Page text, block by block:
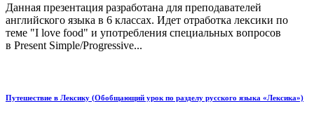
Данная презентация разработана для преподавателей
английского языка в 6 классах. Идет отработка лексики по
теме "I love food" и употребления специальных вопросов
в Present Simple/Progressive...
Путешествие в Лексику (Обобщающий урок по разделу русского языка «Лексика»)